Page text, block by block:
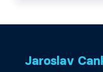
Jaroslav